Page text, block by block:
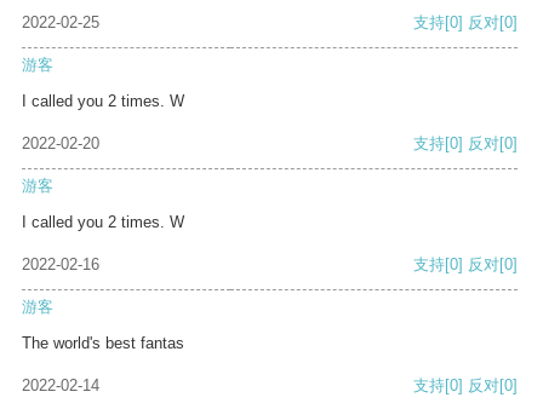
2022-02-25 支持[0] 反对[0]
游客
I called you 2 times. W
2022-02-20 支持[0] 反对[0]
游客
I called you 2 times. W
2022-02-16 支持[0] 反对[0]
游客
The world's best fantas
2022-02-14 支持[0] 反对[0]